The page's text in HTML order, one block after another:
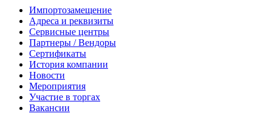
Импортозамещение
Адреса и реквизиты
Сервисные центры
Партнеры / Вендоры
Сертификаты
История компании
Новости
Мероприятия
Участие в торгах
Вакансии